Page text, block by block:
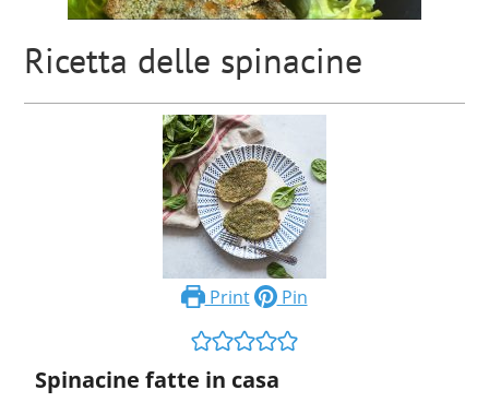
Ricetta delle spinacine
Print Pin
Spinacine fatte in casa